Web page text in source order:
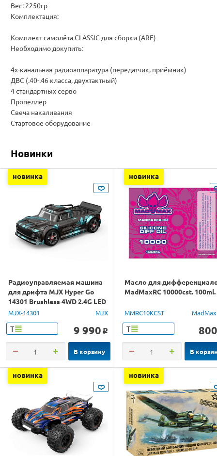
Вес: 2250гр
Комплектация:
Комплект самолёта CLASSIC для сборки (ARF)
Необходимо докупить:
4х-канальная радиоаппаратура (передатчик, приёмник)
ДВС (.40-.46 класса, двухтактный)
4 стандартных серво
Пропеллер
Свеча накаливания
Стартовое оборудование
Новинки
новинка
Радиоуправляемая машина
для дрифта MJX Hyper Go
14301 Brushless 4WD 2.4G LED
1/14 RTR
MJX-14301 MJX
Т 9 990 o
В корзину
новинка
Масло для
MadMaxRC 10000cst. 100ml.
MMRC10KCST
Т 800
В
новинка новинка